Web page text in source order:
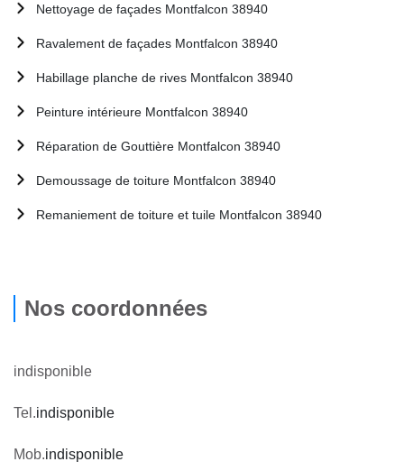
Nettoyage de façades Montfalcon 38940
Ravalement de façades Montfalcon 38940
Habillage planche de rives Montfalcon 38940
Peinture intérieure Montfalcon 38940
Réparation de Gouttière Montfalcon 38940
Demoussage de toiture Montfalcon 38940
Remaniement de toiture et tuile Montfalcon 38940
Nos coordonnées
indisponible
Tel.indisponible
Mob.indisponible